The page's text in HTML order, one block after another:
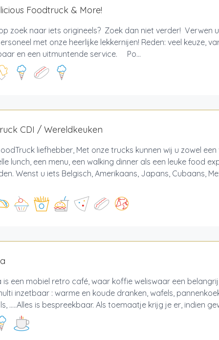
Foodtruck & More!
zoek naar iets origineels? Zoek dan niet verder! Verwen
met onze heerlijke lekkernijen! Reden: veel keuze,
en een uitmuntende service. Po...
CDI / Wereldkeuken
liefhebber, Met onze trucks kunnen wij u zowel
lunch, een menu, een walking dinner als een leuke food
Wenst u iets Belgisch, Amerikaans, Japans, Cubaans,
is een mobiel retro café, waar koffie weliswaar een
inzetbaar : warme en koude dranken, wafels,
.....Alles is bespreekbaar. Als toemaatje krijg je er, indien